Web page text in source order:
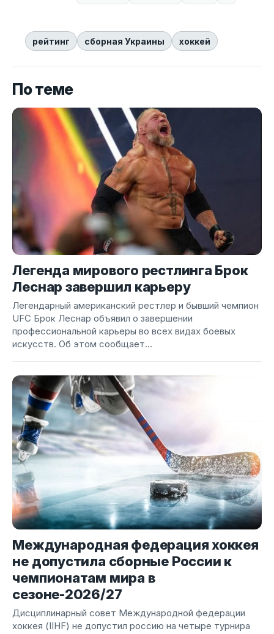
рейтинг сборная Украины хоккей
По теме
Легенда мирового рестлинга Брок
Леснар завершил карьеру
Легендарный американский рестлер и бывший чемпион
UFC Брок Леснар объявил о завершении
профессиональной карьеры во всех видах боевых
искусств. Об этом сообщает...
Международная федерация хоккея
не допустила сборные России к
чемпионатам мира в
сезоне-2026/27
Дисциплинарный совет Международной федерации
хоккея (IIHF) не допустил россию на четыре турнира